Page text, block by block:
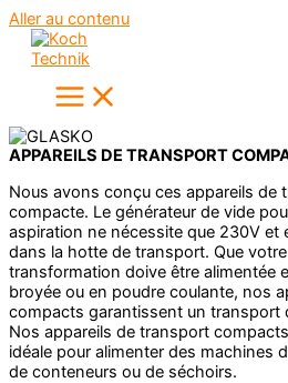
Aller au contenu
APPAREILS DE TRANSPORT
Nous avons conçu ces appareils de
compacte. Le générateur de vide
aspiration ne nécessite que 230V et
dans la hotte de transport. Que
transformation doive être alimentée
broyée ou en poudre coulante, nos
compacts garantissent un transport
Nos appareils de transport
idéale pour alimenter des machines
de conteneurs ou de séchoirs.